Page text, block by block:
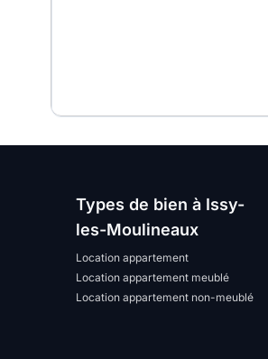
Types de bien à Issy-
les-Moulineaux
Location appartement
Location appartement meublé
Location appartement non-meublé